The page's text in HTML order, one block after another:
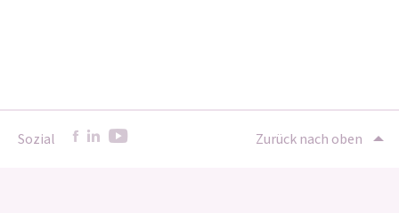
Sozial Zurück nach oben